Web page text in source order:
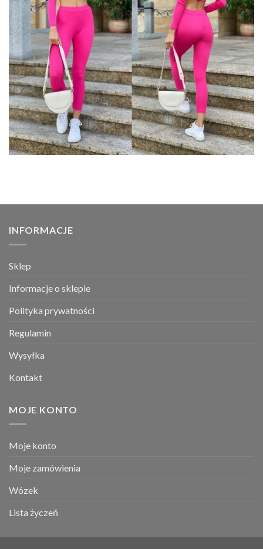
INFORMACJE
Sklep
Informacje o sklepie
Polityka prywatności
Regulamin
Wysyłka
Kontakt
MOJE KONTO
Moje konto
Moje zamówienia
Wózek
Lista życzeń